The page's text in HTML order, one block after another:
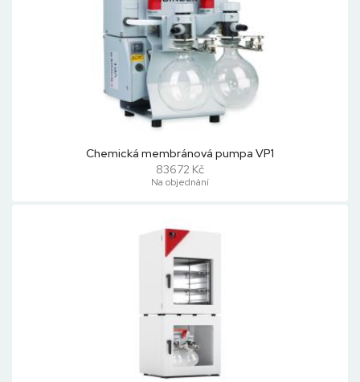
Chemická membránová pumpa VP1
83672 Kč
Na objednání